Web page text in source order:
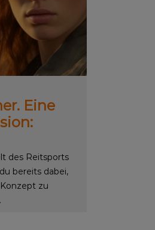
Eine
des Reitsports
bereits dabei,
zu